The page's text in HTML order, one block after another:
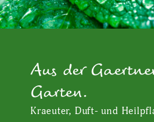
Aus der
Garten.
Kraeuter, Duft- und